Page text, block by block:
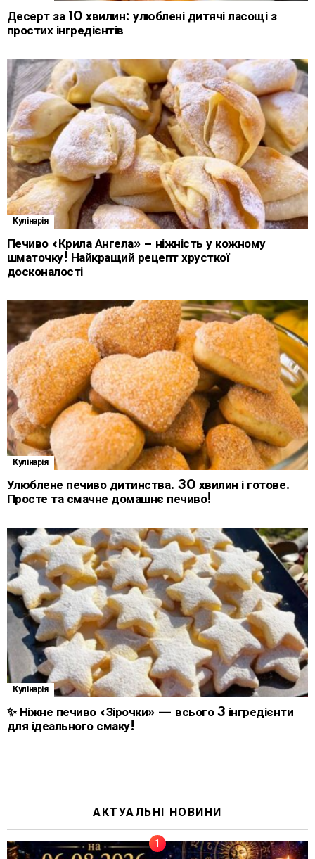
Десерт за 10 хвилин: улюблені дитячі ласощі з
простих інгредієнтів
Кулінарія
Печиво «Крила Ангела» – ніжність у кожному
шматочку! Найкращий рецепт хрусткої
досконалості
Кулінарія
Улюблене печиво дитинства. 30 хвилин і готове.
Просте та смачне домашнє печиво!
Кулінарія
✨ Ніжне печиво «Зірочки» — всього 3 інгредієнти
для ідеального смаку!
АКТУАЛЬНІ НОВИНИ